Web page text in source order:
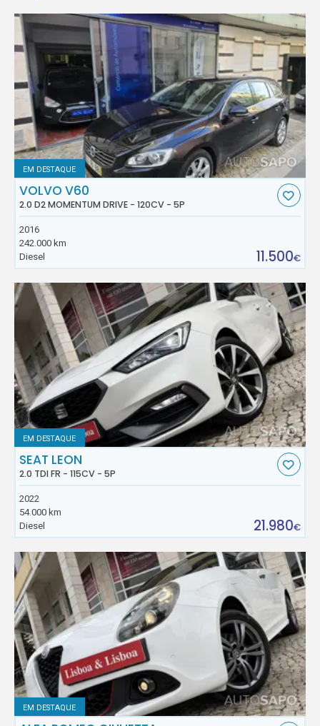
EM DESTAQUE
VOLVO V60
2.0 D2 MOMENTUM DRIVE - 120CV - 5P
2016
242.000 km
Diesel
11.500€
EM DESTAQUE
SEAT LEON
2.0 TDI FR - 115CV - 5P
2022
54.000 km
Diesel
21.980€
EM DESTAQUE